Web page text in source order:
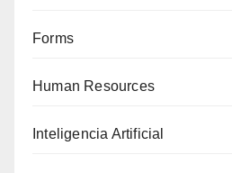
Forms
Human Resources
Inteligencia Artificial